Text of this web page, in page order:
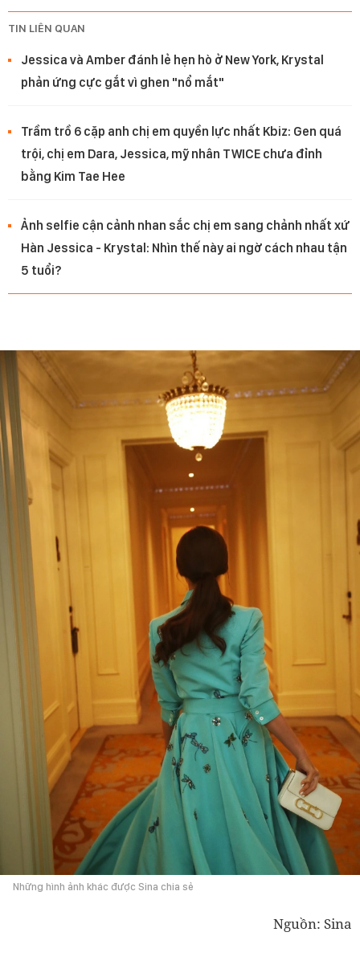
TIN LIÊN QUAN
Jessica và Amber đánh lẻ hẹn hò ở New York, Krystal
phản ứng cực gắt vì ghen "nổ mắt"
Trầm trồ 6 cặp anh chị em quyền lực nhất Kbiz: Gen quá
trội, chị em Dara, Jessica, mỹ nhân TWICE chưa đỉnh
bằng Kim Tae Hee
Ảnh selfie cận cảnh nhan sắc chị em sang chảnh nhất xứ
Hàn Jessica - Krystal: Nhìn thế này ai ngờ cách nhau tận
5 tuổi?
Những hình ảnh khác được Sina chia sẻ
Nguồn: Sina